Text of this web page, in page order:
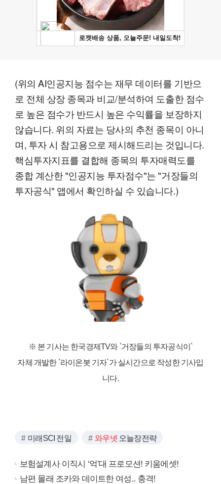
(위의 AI인공지능 점수는 재무 데이터를 기반으
로 전체 상장 종목과 비교/분석하여 도출한 점수
로 높은 점수가 반드시 높은 수익률을 보장하지
않습니다. 위의 자료는 당사의 추천 종목이 아니
며, 투자 시 참고용으로 제시해드리는 것입니다.
핵심투자지표를 결합해 종목의 투자매력도를
종합 계산한 "인공지능 투자점수"는 "거장들의
투자공식" 앱에서 확인하실 수 있습니다.)
※ 본 기사는 한국경제TV와 `거장들의 투자공식이`
자체 개발한 `라이온봇 기자`가 실시간으로 작성한 기사입
니다.
미래SCI 전일 와우넷 오늘장전략
보험설계사 이직시 ‘억’대 프로모션! 키움에셋!
남편 몰래 조카와 데이트한 여성.. 충격!